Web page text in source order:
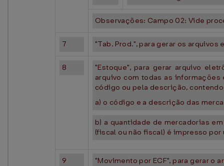
Observações: Campo 02: Vide
7 "Tab. Prod.", para gerar os
8
"Estoque", para gerar arquivo
arquivo com todas as informações
código ou pela descrição,
a) o código e a descrição das
b) a quantidade de mercadorias
(fiscal ou não fiscal) é impresso
9 "Movimento por ECF", para gerar